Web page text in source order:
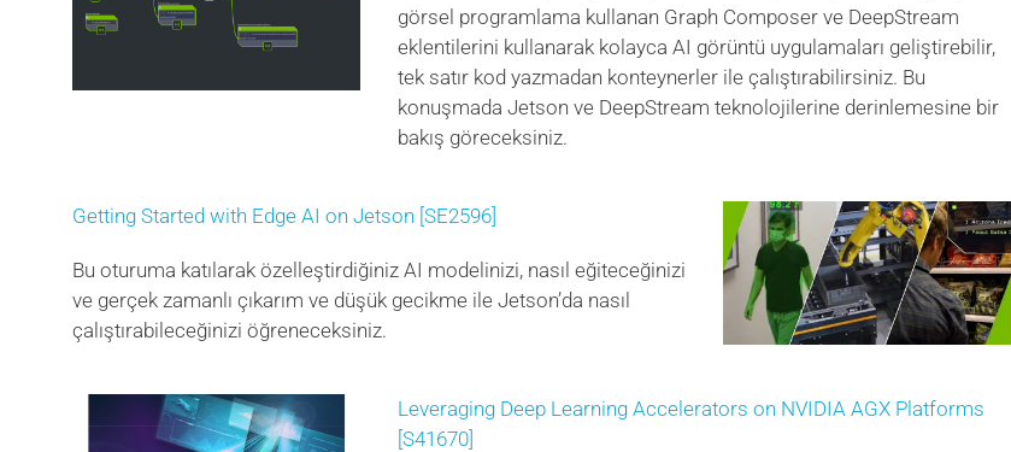
görsel programlama kullanan Graph Composer ve DeepStream
eklentilerini kullanarak kolayca AI görüntü uygulamaları geliştirebilir,
tek satır kod yazmadan konteynerler ile çalıştırabilirsiniz. Bu
konuşmada Jetson ve DeepStream teknolojilerine derinlemesine bir
bakış göreceksiniz.
Getting Started with Edge AI on Jetson [SE2596]
Bu oturuma katılarak özelleştirdiğiniz AI modelinizi, nasıl eğiteceğinizi
ve gerçek zamanlı çıkarım ve düşük gecikme ile Jetson’da nasıl
çalıştırabileceğinizi öğreneceksiniz.
Leveraging Deep Learning Accelerators on NVIDIA AGX Platforms
[S41670]